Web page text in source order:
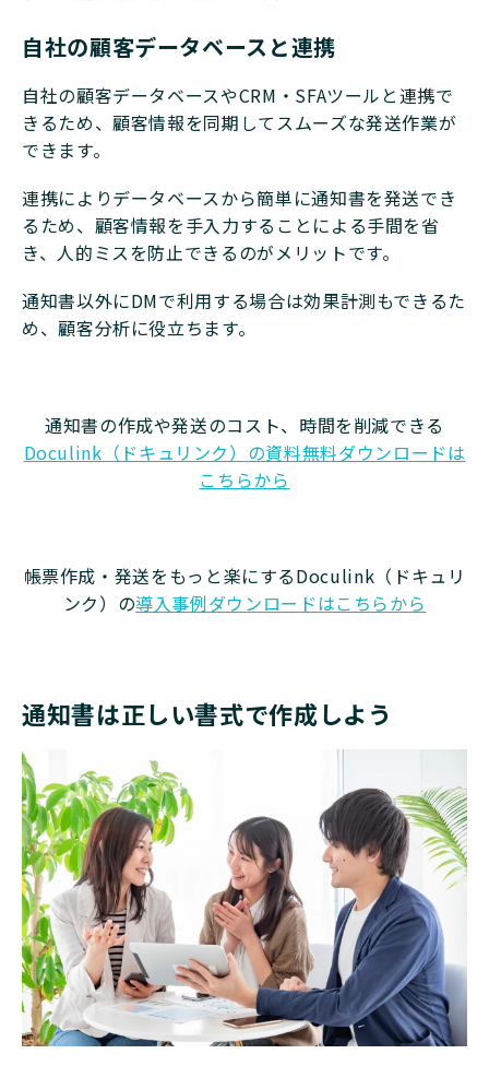
自社の顧客データベースと連携
自社の顧客データベースやCRM・SFAツールと連携で
きるため、顧客情報を同期してスムーズな発送作業が
できます。
連携によりデータベースから簡単に通知書を発送でき
るため、顧客情報を手入力することによる手間を省
き、人的ミスを防止できるのがメリットです。
通知書以外にDMで利用する場合は効果計測もできるた
め、顧客分析に役立ちます。
通知書の作成や発送のコスト、時間を削減できる
Doculink（ドキュリンク）の資料無料ダウンロードは
こちらから
帳票作成・発送をもっと楽にするDoculink（ドキュリ
ンク）の導入事例ダウンロードはこちらから
通知書は正しい書式で作成しよう